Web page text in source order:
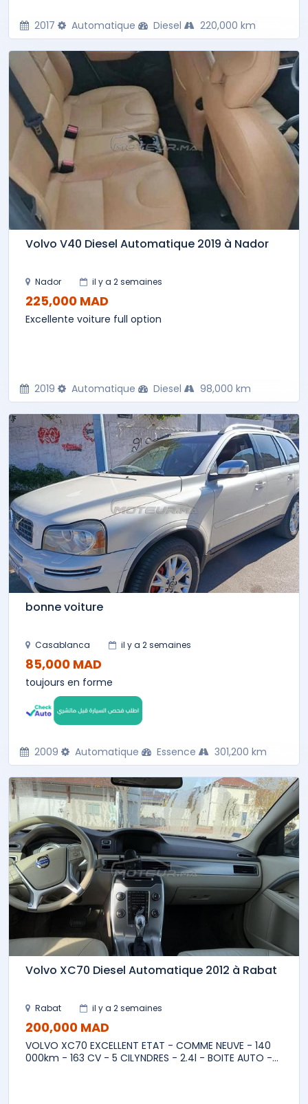
2017 Automatique Diesel 220,000 km
Volvo V40 Diesel Automatique 2019 à Nador
Nador il y a 2 semaines
225,000 MAD
Excellente voiture full option
2019 Automatique Diesel 98,000 km
bonne voiture
Casablanca il y a 2 semaines
85,000 MAD
toujours en forme
2009 Automatique Essence 301,200 km
Volvo XC70 Diesel Automatique 2012 à Rabat
Rabat il y a 2 semaines
200,000 MAD
VOLVO XC70 EXCELLENT ETAT - COMME NEUVE - 140
000km - 163 CV - 5 CILYNDRES - 2.4l - BOITE AUTO -...